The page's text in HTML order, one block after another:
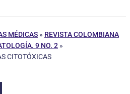
MÉDICAS » REVISTA COLOMBIANA
9 NO. 2 »
CITOTÓXICAS